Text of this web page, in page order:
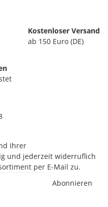
Kostenloser Versand
ab 150 Euro (DE)
Ihrer
und jederzeit widerruflich
per E-Mail zu.
Abonnieren